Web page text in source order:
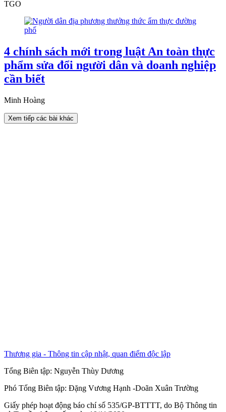
TGO
4 chính sách mới trong luật An toàn thực
phẩm sửa đổi người dân và doanh nghiệp
cần biết
Minh Hoàng
Xem tiếp các bài khác
Thương gia - Thông tin cập nhật, quan điểm độc lập
Tổng Biên tập: Nguyễn Thùy Dương
Phó Tổng Biên tập: Đặng Vương Hạnh -Doãn Xuân Trường
Giấy phép hoạt động báo chí số 535/GP-BTTTT, do Bộ Thông tin